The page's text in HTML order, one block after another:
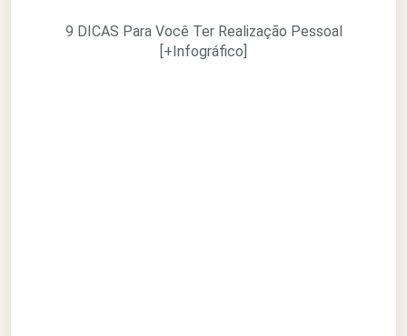
9 DICAS Para Você Ter Realização Pessoal
[+Infográfico]